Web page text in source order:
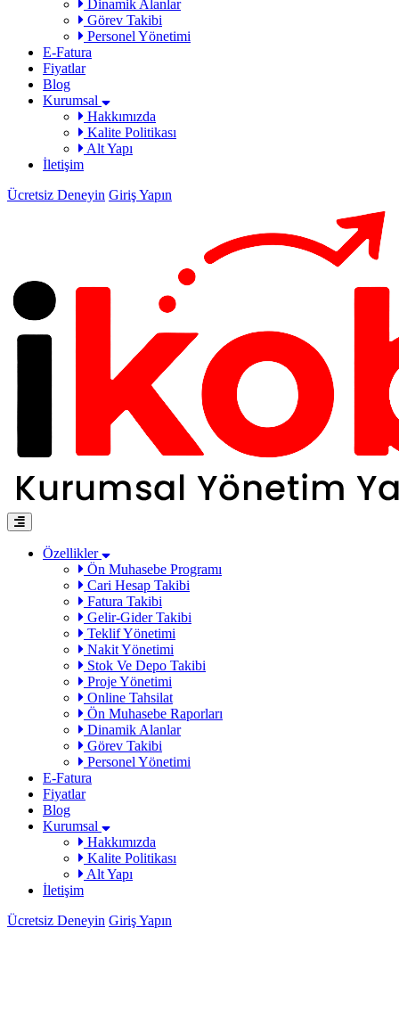
Dinamik Alanlar
Görev Takibi
Personel Yönetimi
E-Fatura
Fiyatlar
Blog
Kurumsal
Hakkımızda
Kalite Politikası
Alt Yapı
İletişim
Ücretsiz Deneyin Giriş Yapın
Özellikler
Ön Muhasebe Programı
Cari Hesap Takibi
Fatura Takibi
Gelir-Gider Takibi
Teklif Yönetimi
Nakit Yönetimi
Stok Ve Depo Takibi
Proje Yönetimi
Online Tahsilat
Ön Muhasebe Raporları
Dinamik Alanlar
Görev Takibi
Personel Yönetimi
E-Fatura
Fiyatlar
Blog
Kurumsal
Hakkımızda
Kalite Politikası
Alt Yapı
İletişim
Ücretsiz Deneyin Giriş Yapın